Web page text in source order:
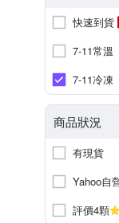
快速到貨
7-11常溫
7-11冷凍
商品狀況
有現貨
Yahoo自
評價4顆